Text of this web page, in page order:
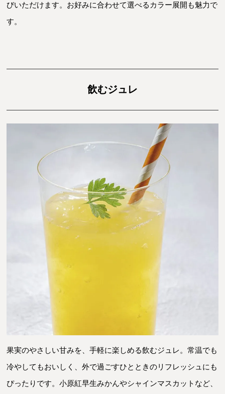
びいただけます。お好みに合わせて選べるカラー展開も魅力で
す。
飲むジュレ
果実のやさしい甘みを、手軽に楽しめる飲むジュレ。常温でも
冷やしてもおいしく、外で過ごすひとときのリフレッシュにも
ぴったりです。小原紅早生みかんやシャインマスカットなど、